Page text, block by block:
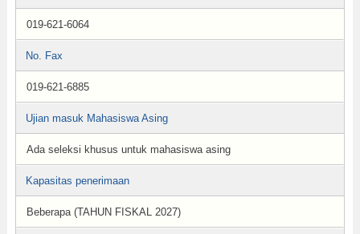
019-621-6064
No. Fax
019-621-6885
Ujian masuk Mahasiswa Asing
Ada seleksi khusus untuk mahasiswa asing
Kapasitas penerimaan
Beberapa (TAHUN FISKAL 2027)